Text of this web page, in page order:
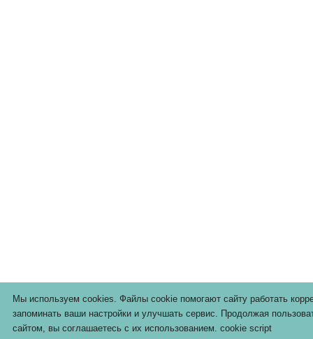
Мы используем cookies. Файлы cookie помогают сайту работать
запоминать ваши настройки и улучшать сервис. Продолжая
сайтом, вы соглашаетесь с их использованием. cookie script